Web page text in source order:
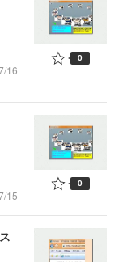
16
0
15
0